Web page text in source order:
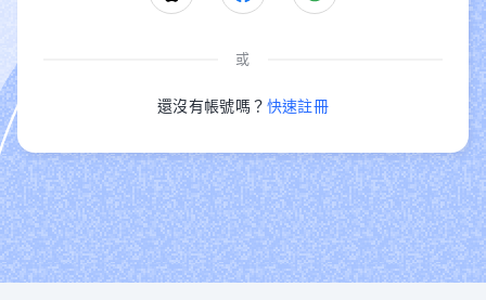
或
還沒有帳號嗎？ 快速註冊